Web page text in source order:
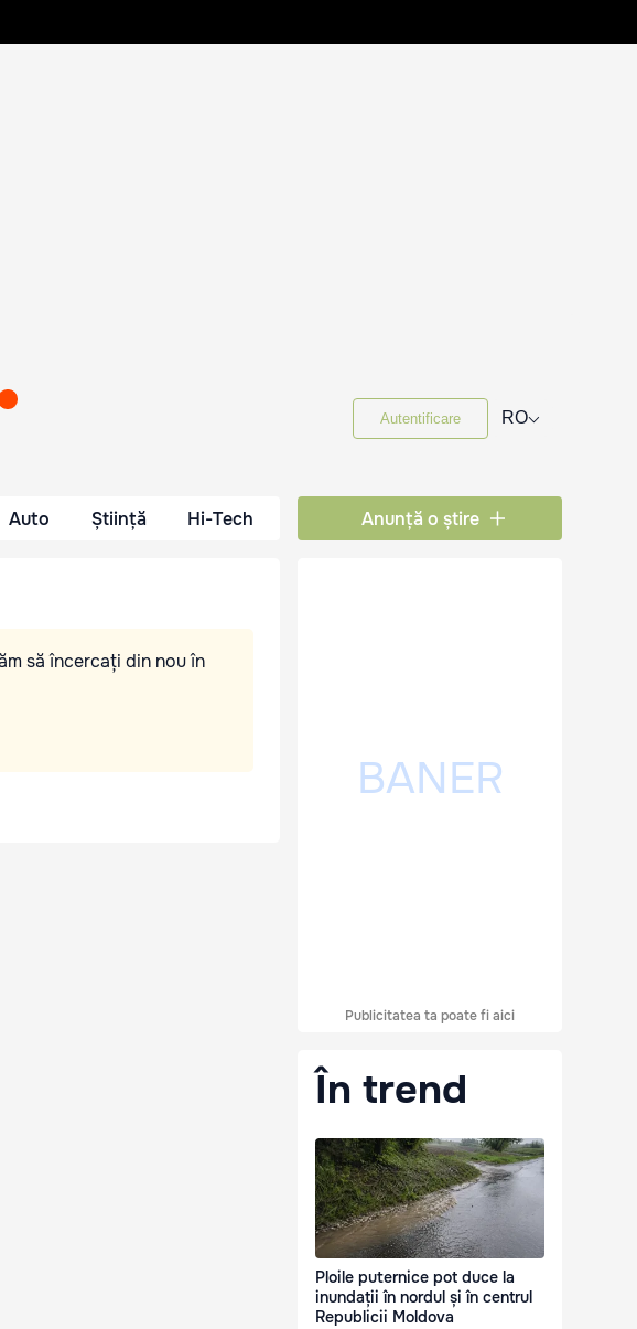
Autentificare RO⌵
Auto Știință Hi-Tech Anunță o știre
să încercați din nou în
Publicitatea ta poate fi aici
În trend
Ploile puternice pot duce la
inundații în nordul și în centrul
Republicii Moldova